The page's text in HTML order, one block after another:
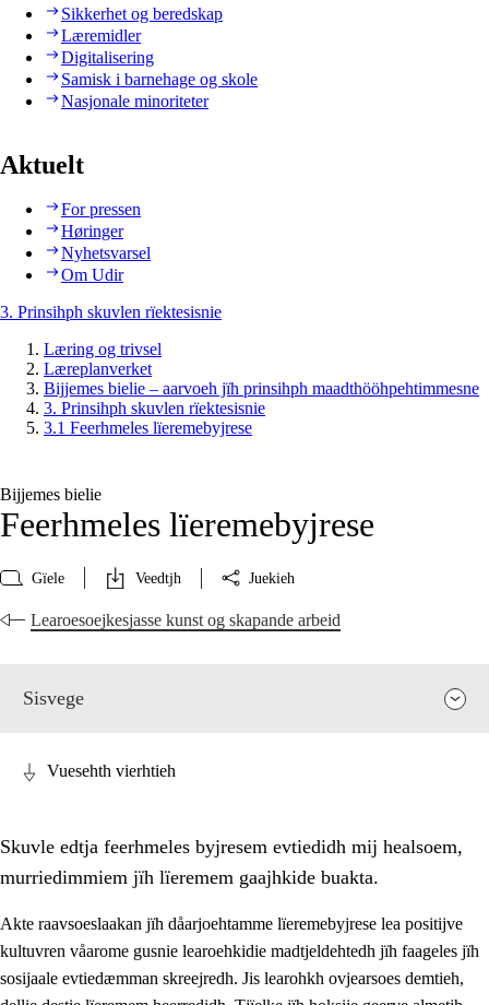
Sikkerhet og beredskap
Læremidler
Digitalisering
Samisk i barnehage og skole
Nasjonale minoriteter
Aktuelt
For pressen
Høringer
Nyhetsvarsel
Om Udir
3. Prinsihph skuvlen rïektesisnie
Læring og trivsel
Læreplanverket
Bijjemes bielie – aarvoeh jïh prinsihph maadthööhpehtimmesne
3. Prinsihph skuvlen rïektesisnie
3.1 Feerhmeles lïeremebyjrese
Bijjemes bielie
Feerhmeles lïeremebyjrese
Gïele Veedtjh Juekieh
Learoesoejkesjasse kunst og skapande arbeid
Sisvege
Vuesehth vierhtieh
Skuvle edtja feerhmeles byjresem evtiedidh mij healsoem,
murriedimmiem jïh lïeremem gaajhkide buakta.
Akte raavsoeslaakan jïh dåarjoehtamme lïeremebyjrese lea positijve
kultuvren våarome gusnie learoehkidie madtjeldehtedh jïh faageles jïh
sosijaale evtiedæmman skreejredh. Jis learohkh ovjearsoes demtieh,